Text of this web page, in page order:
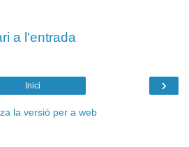
a l'entrada
›
Inici
la versió per a web